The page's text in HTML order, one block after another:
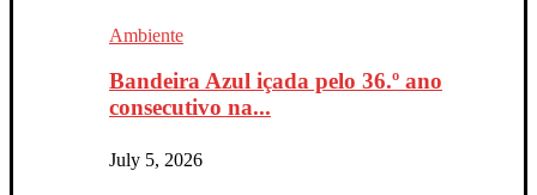
Ambiente
Bandeira Azul içada pelo 36.º ano
consecutivo na...
July 5, 2026